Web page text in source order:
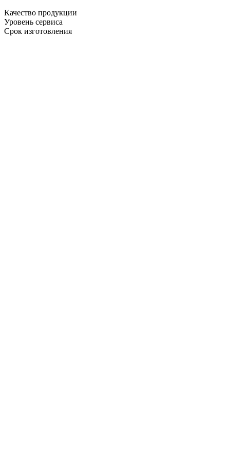
Качество продукции
Уровень сервиса
Срок изготовления